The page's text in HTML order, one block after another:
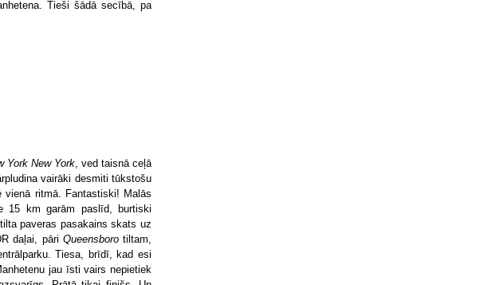
Tieši šādā secībā, pa
York New York , ved taisnā ceļā
vairāki desmiti tūkstošu
ritmā. Fantastiski! Malās
15 km garām paslīd, burtiski
paveras pasakains skats uz
daļai, pāri Queensborotiltam,
Tiesa, brīdī, kad esi
jau īsti vairs nepietiek